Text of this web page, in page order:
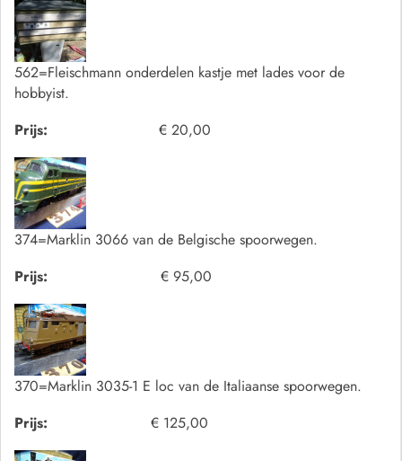
562=Fleischmann onderdelen kastje met lades voor de
hobbyist.
Prijs:
€ 20,00
374=Marklin 3066 van de Belgische spoorwegen.
Prijs:
€ 95,00
370=Marklin 3035-1 E loc van de Italiaanse spoorwegen.
Prijs:
€ 125,00